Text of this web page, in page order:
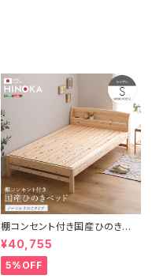
棚コンセント付き国産ひのきベッ
ド ノーマルすのこタイプ【HIN
OKA-ヒノカ-】(シングル)
¥40,755
5%OFF